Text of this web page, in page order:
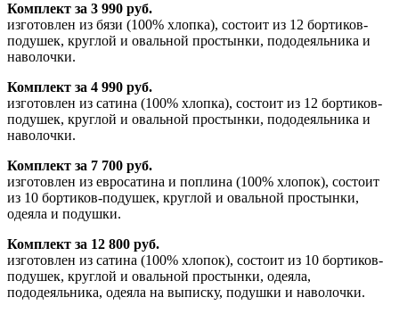
Комплект за 3 990 руб.
изготовлен из бязи (100% хлопка), состоит из 12 бортиков-
подушек, круглой и овальной простынки, пододеяльника и
наволочки.
Комплект за 4 990 руб.
изготовлен из сатина (100% хлопка), состоит из 12 бортиков-
подушек, круглой и овальной простынки, пододеяльника и
наволочки.
Комплект за 7 700 руб.
изготовлен из евросатина и поплина (100% хлопок), состоит
из 10 бортиков-подушек, круглой и овальной простынки,
одеяла и подушки.
Комплект за 12 800 руб.
изготовлен из сатина (100% хлопок), состоит из 10 бортиков-
подушек, круглой и овальной простынки, одеяла,
пододеяльника, одеяла на выписку, подушки и наволочки.